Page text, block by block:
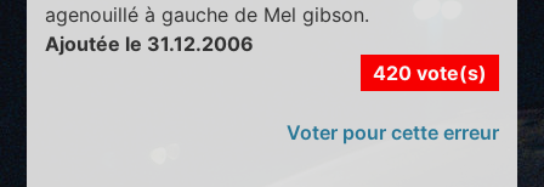
agenouillé à gauche de Mel gibson.
Ajoutée le 31.12.2006
420 vote(s)
Voter pour cette erreur